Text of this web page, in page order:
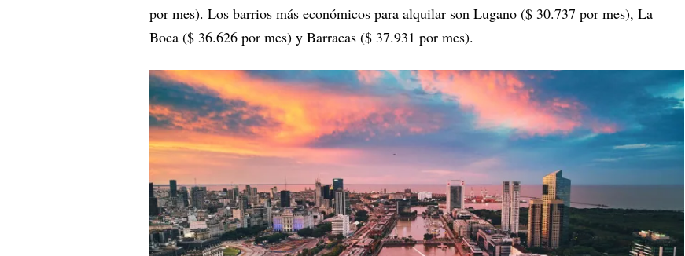
por mes). Los barrios más económicos para alquilar son Lugano ($ 30.737 por mes), La
Boca ($ 36.626 por mes) y Barracas ($ 37.931 por mes).